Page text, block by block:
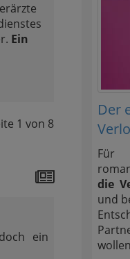
Ein
1 von 8
ein
Der
Für
die
und